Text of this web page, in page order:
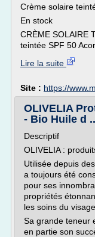
Crème solaire
En stock
CRÈME SOLAIRE
teintée SPF 50
Lire la suite
Site : https://
OLIVELIA
- Bio Huile d
Descriptif
OLIVELIA :
Utilisée depuis
a toujours été
pour ses
propriétés
les soins du
Sa grande teneur
en partie son